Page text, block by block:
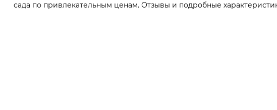
сада по привлекательным ценам. Отзывы и подробные